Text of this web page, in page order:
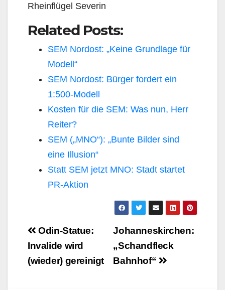
Rheinflügel Severin
Related Posts:
SEM Nordost: „Keine Grundlage für
Modell“
SEM Nordost: Bürger fordert ein
1:500-Modell
Kosten für die SEM: Was nun, Herr
Reiter?
SEM („MNO“): „Bunte Bilder sind
eine Illusion“
Statt SEM jetzt MNO: Stadt startet
PR-Aktion
Beitragsnavigation
Johanneskirchen:
„Schandfleck
Bahnhof“
Odin-Statue:
Invalide wird
(wieder) gereinigt